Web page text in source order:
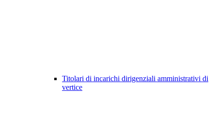
Titolari di incarichi dirigenziali amministrativi di
vertice